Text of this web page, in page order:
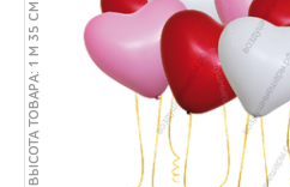
ВЫСОТА ТОВАРА: 1 М 35 СМ